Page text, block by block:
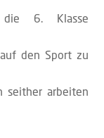
6. Klasse
den Sport zu
seither arbeiten